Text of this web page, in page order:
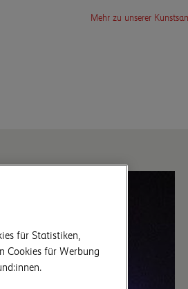
Mehr zu unserer
für Statistiken,
Cookies für Werbung